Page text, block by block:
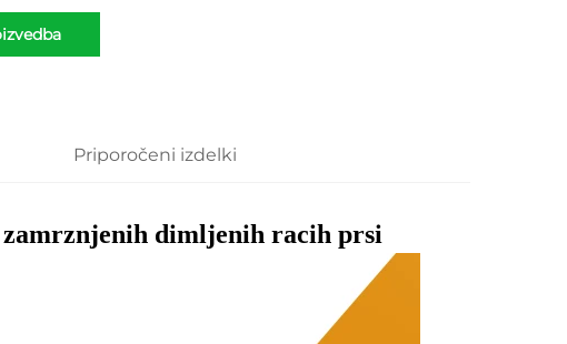
Priporočeni izdelki
dimljenih racih prsi